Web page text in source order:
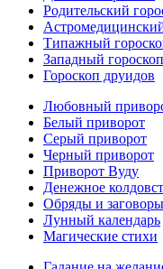
Родительский
Типажный
Западный гороскоп
Гороскоп друидов
Любовный
Белый приворот
Серый приворот
Черный приворот
Приворот Вуду
Денежное
Обряды и заговоры
Лунный календарь
Магические стихи